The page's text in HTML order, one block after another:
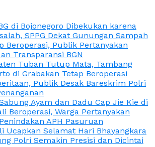
di Bojonegoro Dibekukan karena
SPPG Dekat Gunungan Sampah
Beroperasi, Publik Pertanyakan
Transparansi BGN
Tuban Tutup Mata, Tambang
di Grabakan Tetap Beroperasi
Publik Desak Bareskrim Polri
Ayam dan Dadu Cap Jie Kie di
Beroperasi, Warga Pertanyakan
APH Pasuruan
Ucapkan Selamat Hari Bhayangkara
Polri Semakin Presisi dan Dicintai